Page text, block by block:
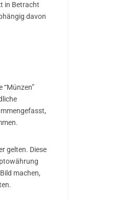
in Betracht
davon
gelten. Diese
machen,